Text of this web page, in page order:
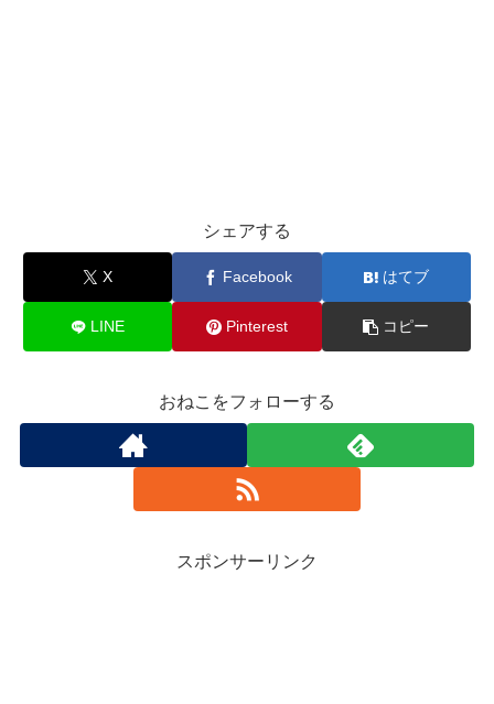
シェアする
X Facebook はてブ
LINE Pinterest コピー
おねこをフォローする
スポンサーリンク